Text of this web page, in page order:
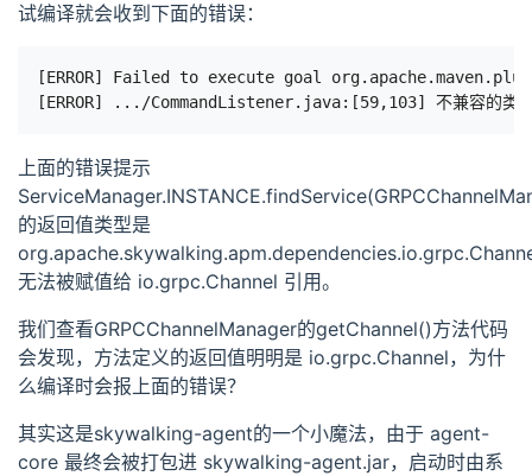
试编译就会收到下面的错误：
[ERROR] Failed to execute goal
上面的错误提示
的返回值类型是
无法被赋值给 io.grpc.Channel 引用。
我们查看GRPCChannelManager的getChannel()方法代码
会发现，方法定义的返回值明明是 io.grpc.Channel，为什
么编译时会报上面的错误？
其实这是skywalking-agent的一个小魔法，由于 agent-
core 最终会被打包进 skywalking-agent.jar，启动时由系